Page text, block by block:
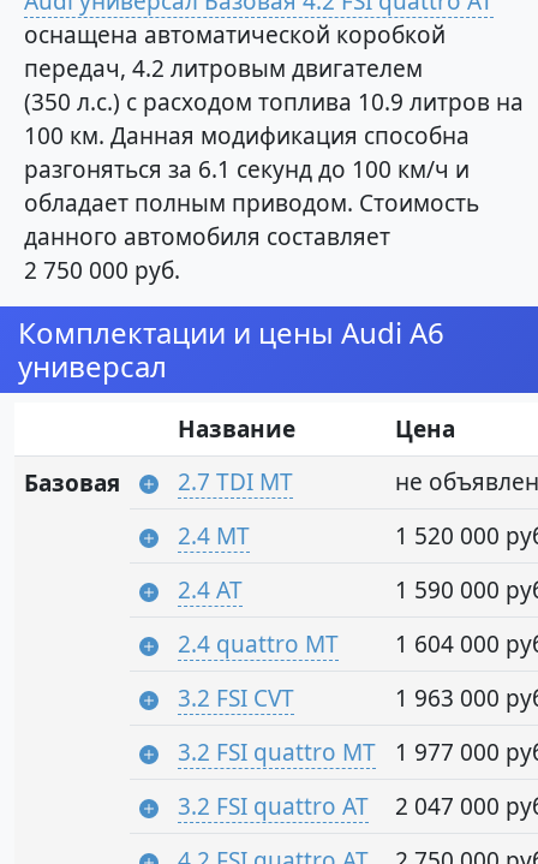
оснащена автоматической коробкой
передач, 4.2 литровым двигателем
(350 л.с.) с расходом топлива 10.9 литров на
100 км. Данная модификация способна
разгоняться за 6.1 секунд до 100 км/ч и
обладает полным приводом. Стоимость
данного автомобиля составляет
2 750 000 руб.
Комплектации и цены Audi A6
универсал
Название
Цена
Базовая
2.7 TDI MT
не
2.4 MT
1 520 000
2.4 AT
1 590 000
2.4 quattro MT
1 604 000
3.2 FSI CVT
1 963 000
3.2 FSI quattro MT
1 977 000
3.2 FSI quattro AT
2 047 000